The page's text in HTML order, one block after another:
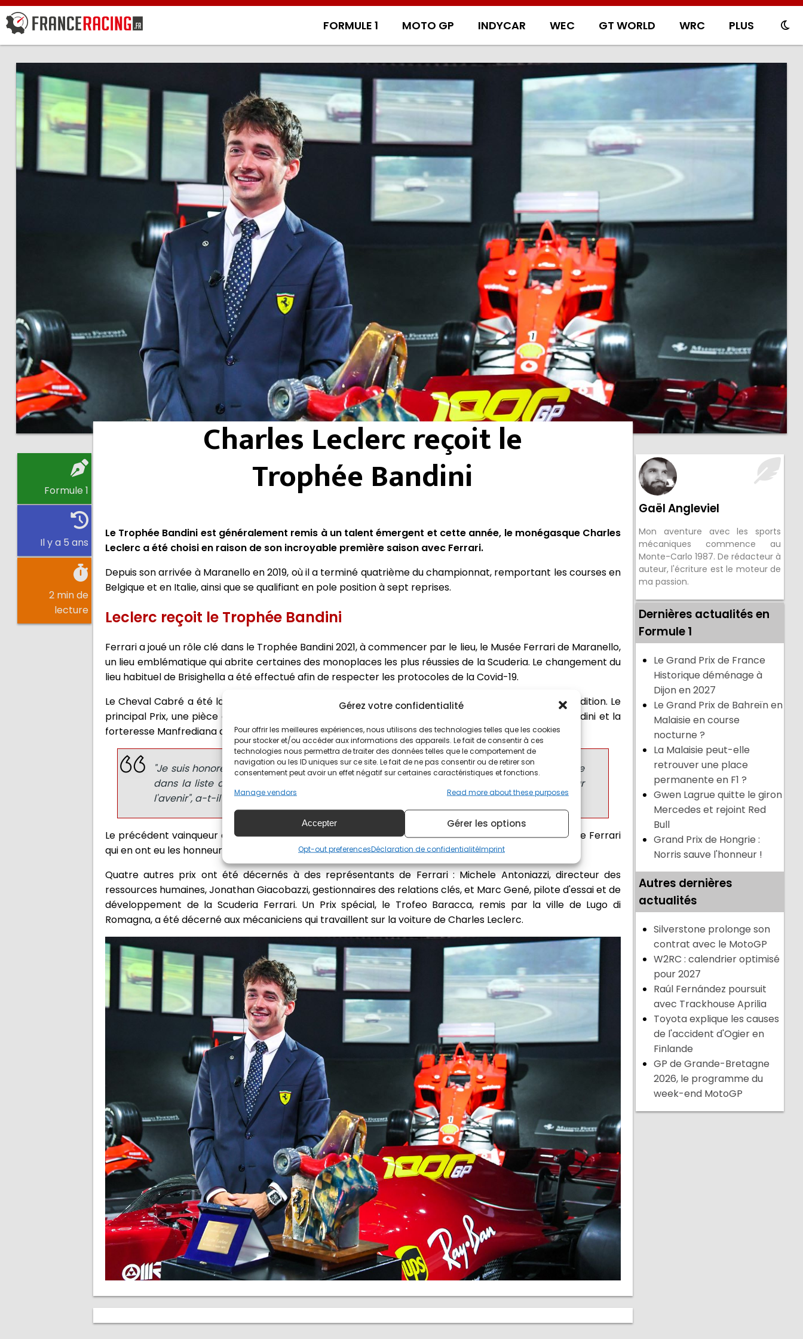
Gérez votre confidentialité
Pour offrir les meilleures expériences, nous utilisons des technologies telles que les cookies
pour stocker et/ou accéder aux informations des appareils. Le fait de consentir à ces
technologies nous permettra de traiter des données telles que le comportement de
navigation ou les ID uniques sur ce site. Le fait de ne pas consentir ou de retirer son
consentement peut avoir un effet négatif sur certaines caractéristiques et fonctions.
Manage vendors
Read more about these purposes
Accepter Gérer les options
Opt-out preferencesDéclaration de confidentialitéImprint
FORMULE 1 MOTO GP INDYCAR WEC GT WORLD WRC PLUS
Formule 1
Il y a 5 ans
2 min de
lecture
Charles Leclerc reçoit le
Trophée Bandini
Le Trophée Bandini est généralement remis à un talent émergent et cette année, le monégasque Charles
Leclerc a été choisi en raison de son incroyable première saison avec Ferrari.
Depuis son arrivée à Maranello en 2019, où il a terminé quatrième du championnat, remportant les courses en
Belgique et en Italie, ainsi que se qualifiant en pole position à sept reprises.
Leclerc reçoit le Trophée Bandini
Ferrari a joué un rôle clé dans le Trophée Bandini 2021, à commencer par le lieu, le Musée Ferrari de Maranello,
un lieu emblématique qui abrite certaines des monoplaces les plus réussies de la Scuderia. Le changement du
lieu habituel de Brisighella a été effectué afin de respecter les protocoles de la Covid-19.
Le Cheval Cabré a été la marque la mieux représentée dans la liste des lauréats de cette 27ème édition. Le
principal Prix, une pièce en céramique réalisée par Goffredo Gaeta, représentant la voiture de Bandini et la
forteresse Manfrediana de Brisighella, a été attribué au pilote de la Scuderia Ferrari, Charles Leclerc.
"Je suis honoré de recevoir ce prix, qui depuis 1992 a compté sept champions du monde
dans la liste des lauréats", a déclaré Charles. "Espérons que c'est un bon présage pour
l'avenir", a-t-il ajouté à la veille de son départ pour Silverstone.
Le précédent vainqueur du Trofeo Bandini était Antonio Gionvinazzi, tandis que les autres hommes de Ferrari
qui en ont eu les honneurs sont Ivan Capelli, Michael Schumacher et Felipe Massa.
Quatre autres prix ont été décernés à des représentants de Ferrari : Michele Antoniazzi, directeur des
ressources humaines, Jonathan Giacobazzi, gestionnaires des relations clés, et Marc Gené, pilote d'essai et de
développement de la Scuderia Ferrari. Un Prix spécial, le Trofeo Baracca, remis par la ville de Lugo di
Romagna, a été décerné aux mécaniciens qui travaillent sur la voiture de Charles Leclerc.
Gaël Angleviel
Mon aventure avec les sports
mécaniques commence au
Monte-Carlo 1987. De rédacteur à
auteur, l'écriture est le moteur de
ma passion.
Dernières actualités en
Formule 1
Le Grand Prix de France
Historique déménage à
Dijon en 2027
Le Grand Prix de Bahreïn en
Malaisie en course
nocturne ?
La Malaisie peut-elle
retrouver une place
permanente en F1 ?
Gwen Lagrue quitte le giron
Mercedes et rejoint Red
Bull
Grand Prix de Hongrie :
Norris sauve l'honneur !
Autres dernières
actualités
Silverstone prolonge son
contrat avec le MotoGP
W2RC : calendrier optimisé
pour 2027
Raúl Fernández poursuit
avec Trackhouse Aprilia
Toyota explique les causes
de l'accident d'Ogier en
Finlande
GP de Grande-Bretagne
2026, le programme du
week-end MotoGP